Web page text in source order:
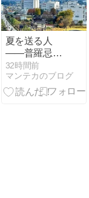
夏を送る人
——普羅忌に
思ふ
32時間前
マンテカのブログ